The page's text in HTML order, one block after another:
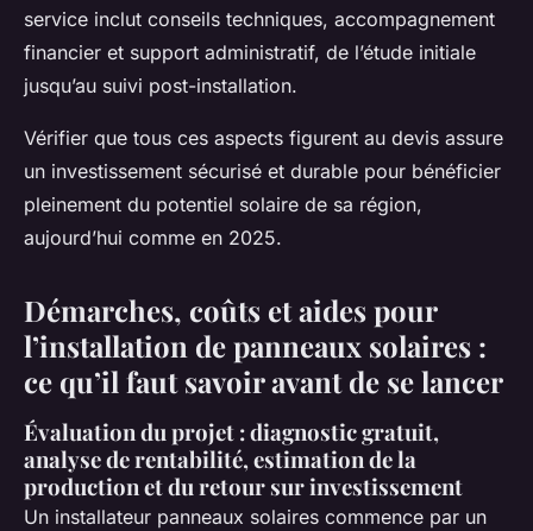
service inclut conseils techniques, accompagnement
financier et support administratif, de l’étude initiale
jusqu’au suivi post-installation.
Vérifier que tous ces aspects figurent au devis assure
un investissement sécurisé et durable pour bénéficier
pleinement du potentiel solaire de sa région,
aujourd’hui comme en 2025.
Démarches, coûts et aides pour
l’installation de panneaux solaires :
ce qu’il faut savoir avant de se lancer
Évaluation du projet : diagnostic gratuit,
analyse de rentabilité, estimation de la
production et du retour sur investissement
Un installateur panneaux solaires commence par un